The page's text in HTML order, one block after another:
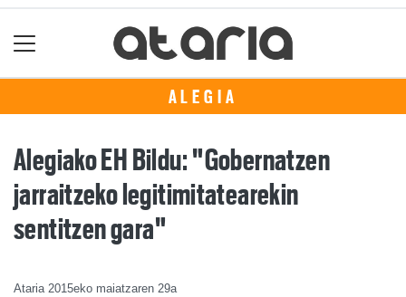
ALEGIA
Alegiako EH Bildu: "Gobernatzen
jarraitzeko legitimitatearekin
sentitzen gara"
Ataria 2015eko maiatzaren 29a